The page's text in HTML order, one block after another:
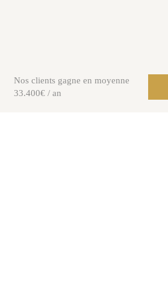
Nos clients gagne en moyenne
33.400€ / an